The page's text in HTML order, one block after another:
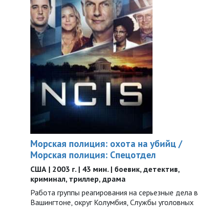
Морская полиция: охота на убийц /
Морская полиция: Спецотдел
США | 2003 г. | 43 мин. | боевик, детектив,
криминал, триллер, драма
Работа группы реагирования на серьезные дела в
Вашингтоне, округ Колумбия, Службы уголовных